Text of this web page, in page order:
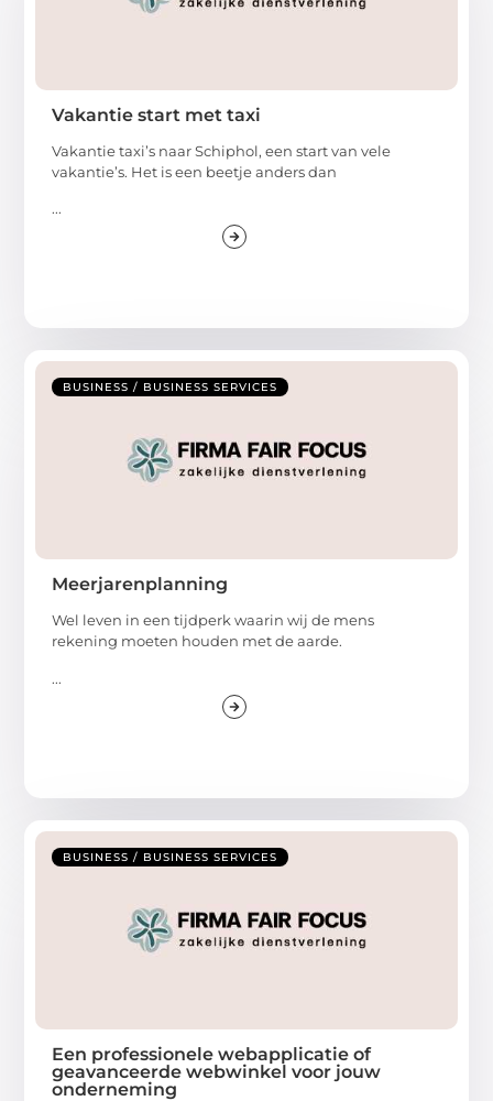
Vakantie start met taxi
Vakantie taxi’s naar Schiphol, een start van vele
vakantie’s. Het is een beetje anders dan
...
BUSINESS / BUSINESS SERVICES
Meerjarenplanning
Wel leven in een tijdperk waarin wij de mens
rekening moeten houden met de aarde.
...
BUSINESS / BUSINESS SERVICES
Een professionele webapplicatie of
geavanceerde webwinkel voor jouw
onderneming